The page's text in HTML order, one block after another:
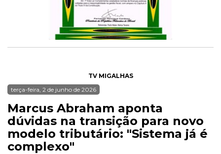
TV MIGALHAS
terça-feira, 2 de junho de 2026
Marcus Abraham aponta
dúvidas na transição para novo
modelo tributário: "Sistema já é
complexo"